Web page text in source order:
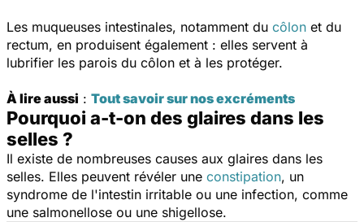
Les muqueuses intestinales, notamment du côlon et du
rectum, en produisent également : elles servent à
lubrifier les parois du côlon et à les protéger.
À lire aussi : Tout savoir sur nos excréments
Pourquoi a-t-on des glaires dans les
selles ?
Il existe de nombreuses causes aux glaires dans les
selles. Elles peuvent révéler une constipation, un
syndrome de l'intestin irritable ou une infection, comme
une salmonellose ou une shigellose.